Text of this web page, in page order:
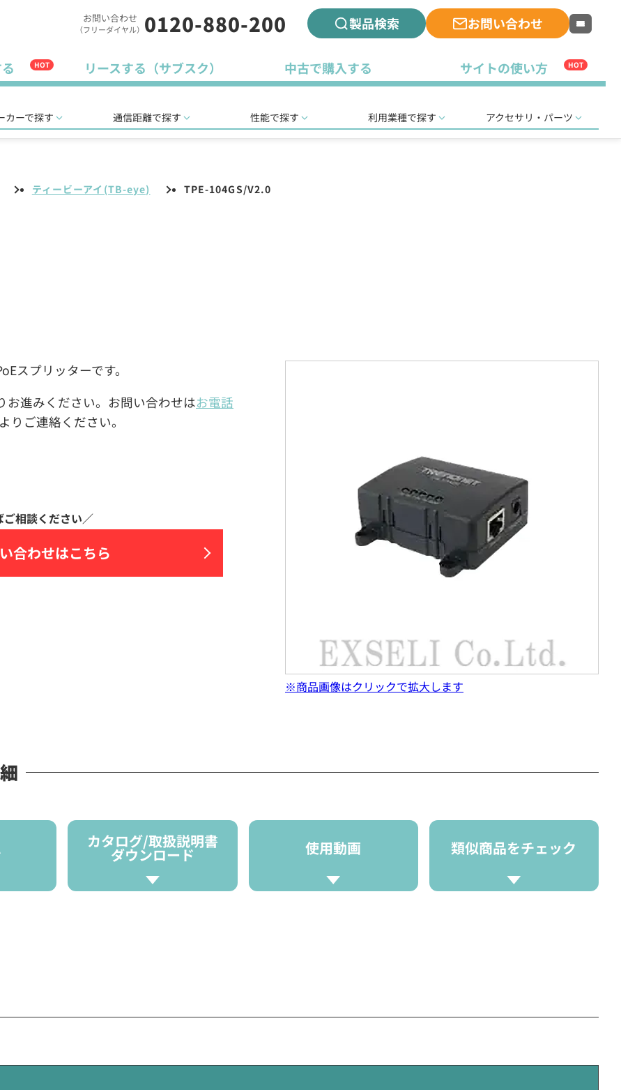
お問い合わせ
（フリーダイヤル） 0120-880-200 製品検索 お問い合わせ
HOT リースする（サブスク） 中古で購入する サイトの使い方 HOT
カーで探す 通信距離で探す 性能で探す 利用業種で探す アクセサリ・パーツ
ティービーアイ(TB-eye) TPE-104GS/V2.0
スプリッターです。
お進みください。お問い合わせはお電話
よりご連絡ください。
合わせはこちら
※商品画像はクリックで拡大します
カタログ/取扱説明書
ダウンロード 使用動画 類似商品をチェック